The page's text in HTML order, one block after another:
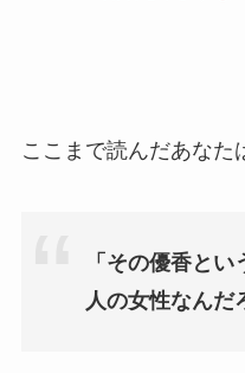
ここまで読んだあなた
「その優香と
人の女性なんだ